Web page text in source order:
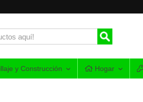
y Construcción Hogar